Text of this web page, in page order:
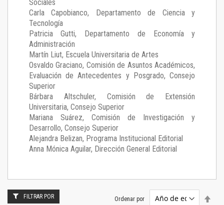
Sociales
Carla Capobianco, Departamento de Ciencia y
Tecnología
Patricia Gutti, Departamento de Economía y
Administración
Martín Liut, Escuela Universitaria de Artes
Osvaldo Graciano, Comisión de Asuntos Académicos,
Evaluación de Antecedentes y Posgrado, Consejo
Superior
Bárbara Altschuler, Comisión de Extensión
Universitaria, Consejo Superior
Mariana Suárez, Comisión de Investigación y
Desarrollo, Consejo Superior
Alejandra Belizan, Programa Institucional Editorial
Anna Mónica Aguilar, Dirección General Editorial
Ordenar por
FILTRAR POR